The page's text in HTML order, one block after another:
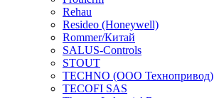
Rehau
Resideo (Honeywell)
Rommer/Китай
SALUS-Controls
STOUT
TECHNO (ООО Технопривод)
TECOFI SAS